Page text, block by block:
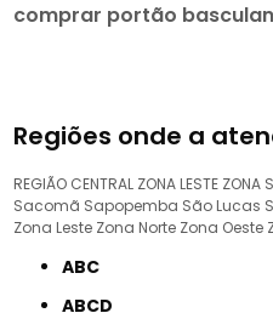
comprar portão
Regiões onde a
REGIÃO CENTRAL ZONA LESTE ZONA
Sacomã Sapopemba São Lucas
Zona Leste Zona Norte Zona Oeste
ABC
ABCD